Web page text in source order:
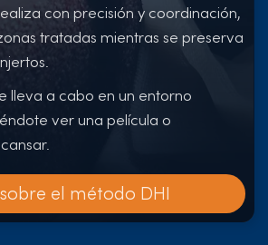
con precisión y coordinación,
tratadas mientras se preserva
lleva a cabo en un entorno
ver una película o
el método DHI